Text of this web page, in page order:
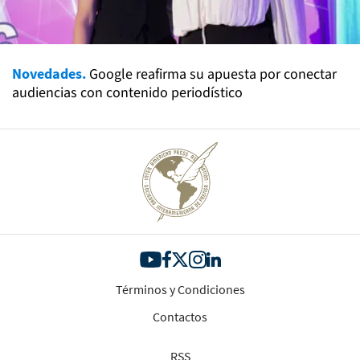
Novedades. Google reafirma su apuesta por conectar
audiencias con contenido periodístico
Términos y Condiciones
Contactos
RSS